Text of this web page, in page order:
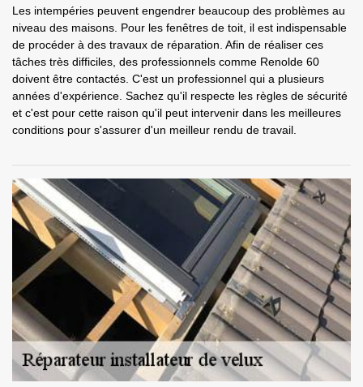
Les intempéries peuvent engendrer beaucoup des problèmes au
niveau des maisons. Pour les fenêtres de toit, il est indispensable
de procéder à des travaux de réparation. Afin de réaliser ces
tâches très difficiles, des professionnels comme Renolde 60
doivent être contactés. C'est un professionnel qui a plusieurs
années d'expérience. Sachez qu'il respecte les règles de sécurité
et c'est pour cette raison qu'il peut intervenir dans les meilleures
conditions pour s'assurer d'un meilleur rendu de travail.